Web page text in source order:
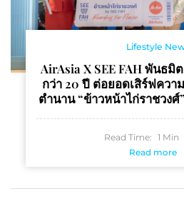
Lifestyle
AirAsia X SEE FAH พันธมิ
กว่า 20 ปี ต่อยอดเสิร์ฟควา
ตำนาน “ข้าวหน้าไก่ราชวง
Read Time: 1 Min
Read more